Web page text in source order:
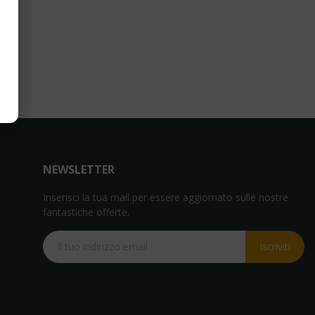
NEWSLETTER
Inserisci la tua mail per essere aggiornato sulle nostre
fantastiche offerte.
Iscriviti